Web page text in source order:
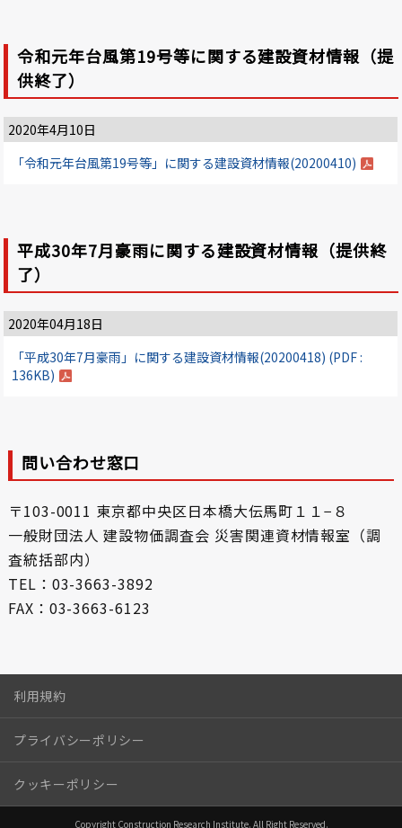
令和元年台風第19号等に関する建設資材情報（提
供終了）
2020年4月10日
「令和元年台風第19号等」に関する建設資材情報(20200410)
平成30年7月豪雨に関する建設資材情報（提供終
了）
2020年04月18日
「平成30年7月豪雨」に関する建設資材情報(20200418) (PDF :
136KB)
問い合わせ窓口
〒103-0011 東京都中央区日本橋大伝馬町１１−８
一般財団法人 建設物価調査会 災害関連資材情報室（調
査統括部内）
TEL：03-3663-3892
FAX：03-3663-6123
利用規約
プライバシーポリシー
クッキーポリシー
Copyright Construction Research Institute. All Right Reserved.